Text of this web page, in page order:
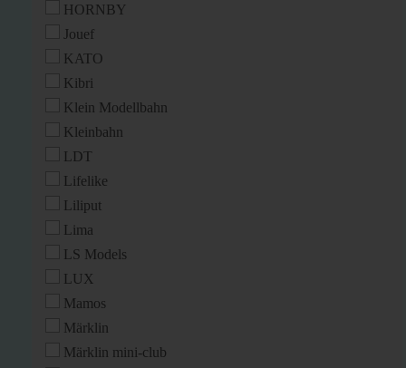
HORNBY
Jouef
KATO
Kibri
Klein Modellbahn
Kleinbahn
LDT
Lifelike
Liliput
Lima
LS Models
LUX
Mamos
Märklin
Märklin mini-club